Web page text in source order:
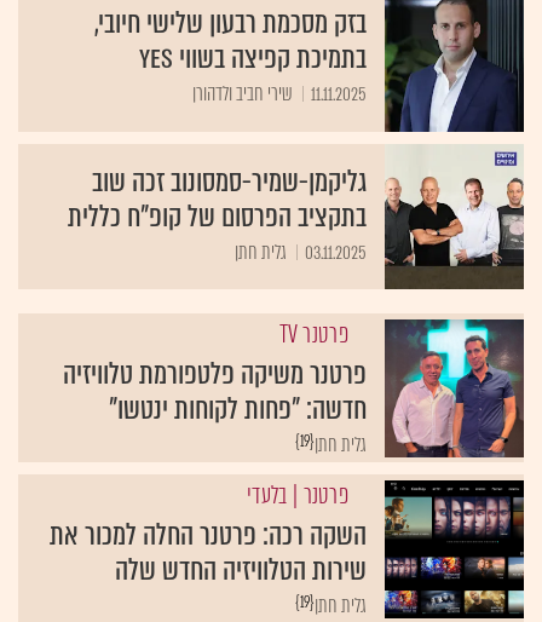
בזק מסכמת רבעון שלישי חיובי,
בתמיכת קפיצה בשווי yes
11.11.2025 שירי חביב ולדהורן
גליקמן-שמיר-סמסונוב זכה שוב
בתקציב הפרסום של קופ"ח כללית
03.11.2025 גלית חתן
פרטנר TV
פרטנר משיקה פלטפורמת טלוויזיה
חדשה: "פחות לקוחות ינטשו"
{19}גלית חתן
פרטנר | בלעדי
השקה רכה: פרטנר החלה למכור את
שירות הטלוויזיה החדש שלה
{19}גלית חתן